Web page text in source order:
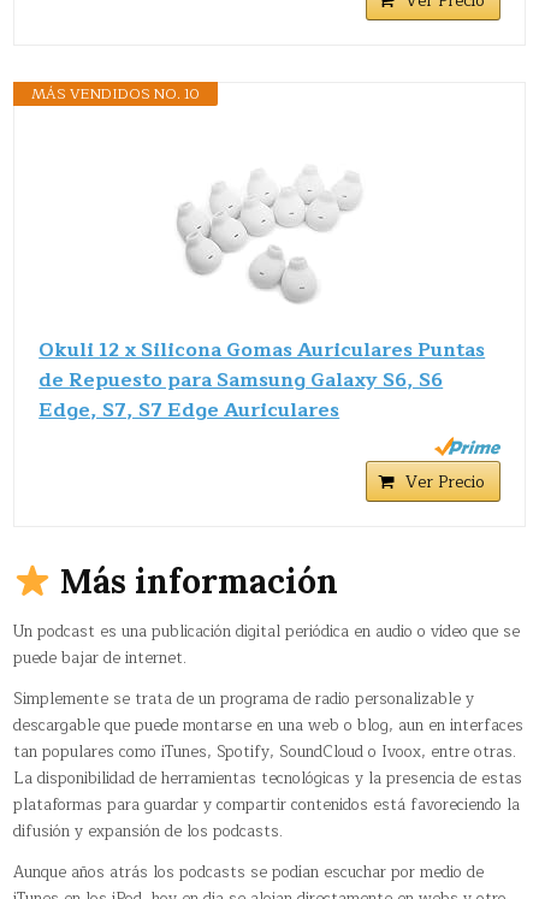
MÁS VENDIDOS NO. 10
Okuli 12 x Silicona Gomas Auriculares Puntas
de Repuesto para Samsung Galaxy S6, S6
Edge, S7, S7 Edge Auriculares
Ver Precio
Más información
Un podcast es una publicación digital periódica en audio o vídeo que se
puede bajar de internet.
Simplemente se trata de un programa de radio personalizable y
descargable que puede montarse en una web o blog, aun en interfaces
tan populares como iTunes, Spotify, SoundCloud o Ivoox, entre otras.
La disponibilidad de herramientas tecnológicas y la presencia de estas
plataformas para guardar y compartir contenidos está favoreciendo la
difusión y expansión de los podcasts.
Aunque años atrás los podcasts se podían escuchar por medio de